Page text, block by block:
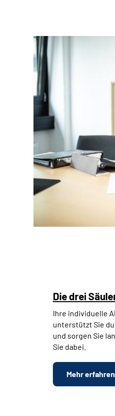
Die drei
Ihre individuelle
unterstützt Sie
und sorgen Sie
Sie dabei.
Mehr erfahren